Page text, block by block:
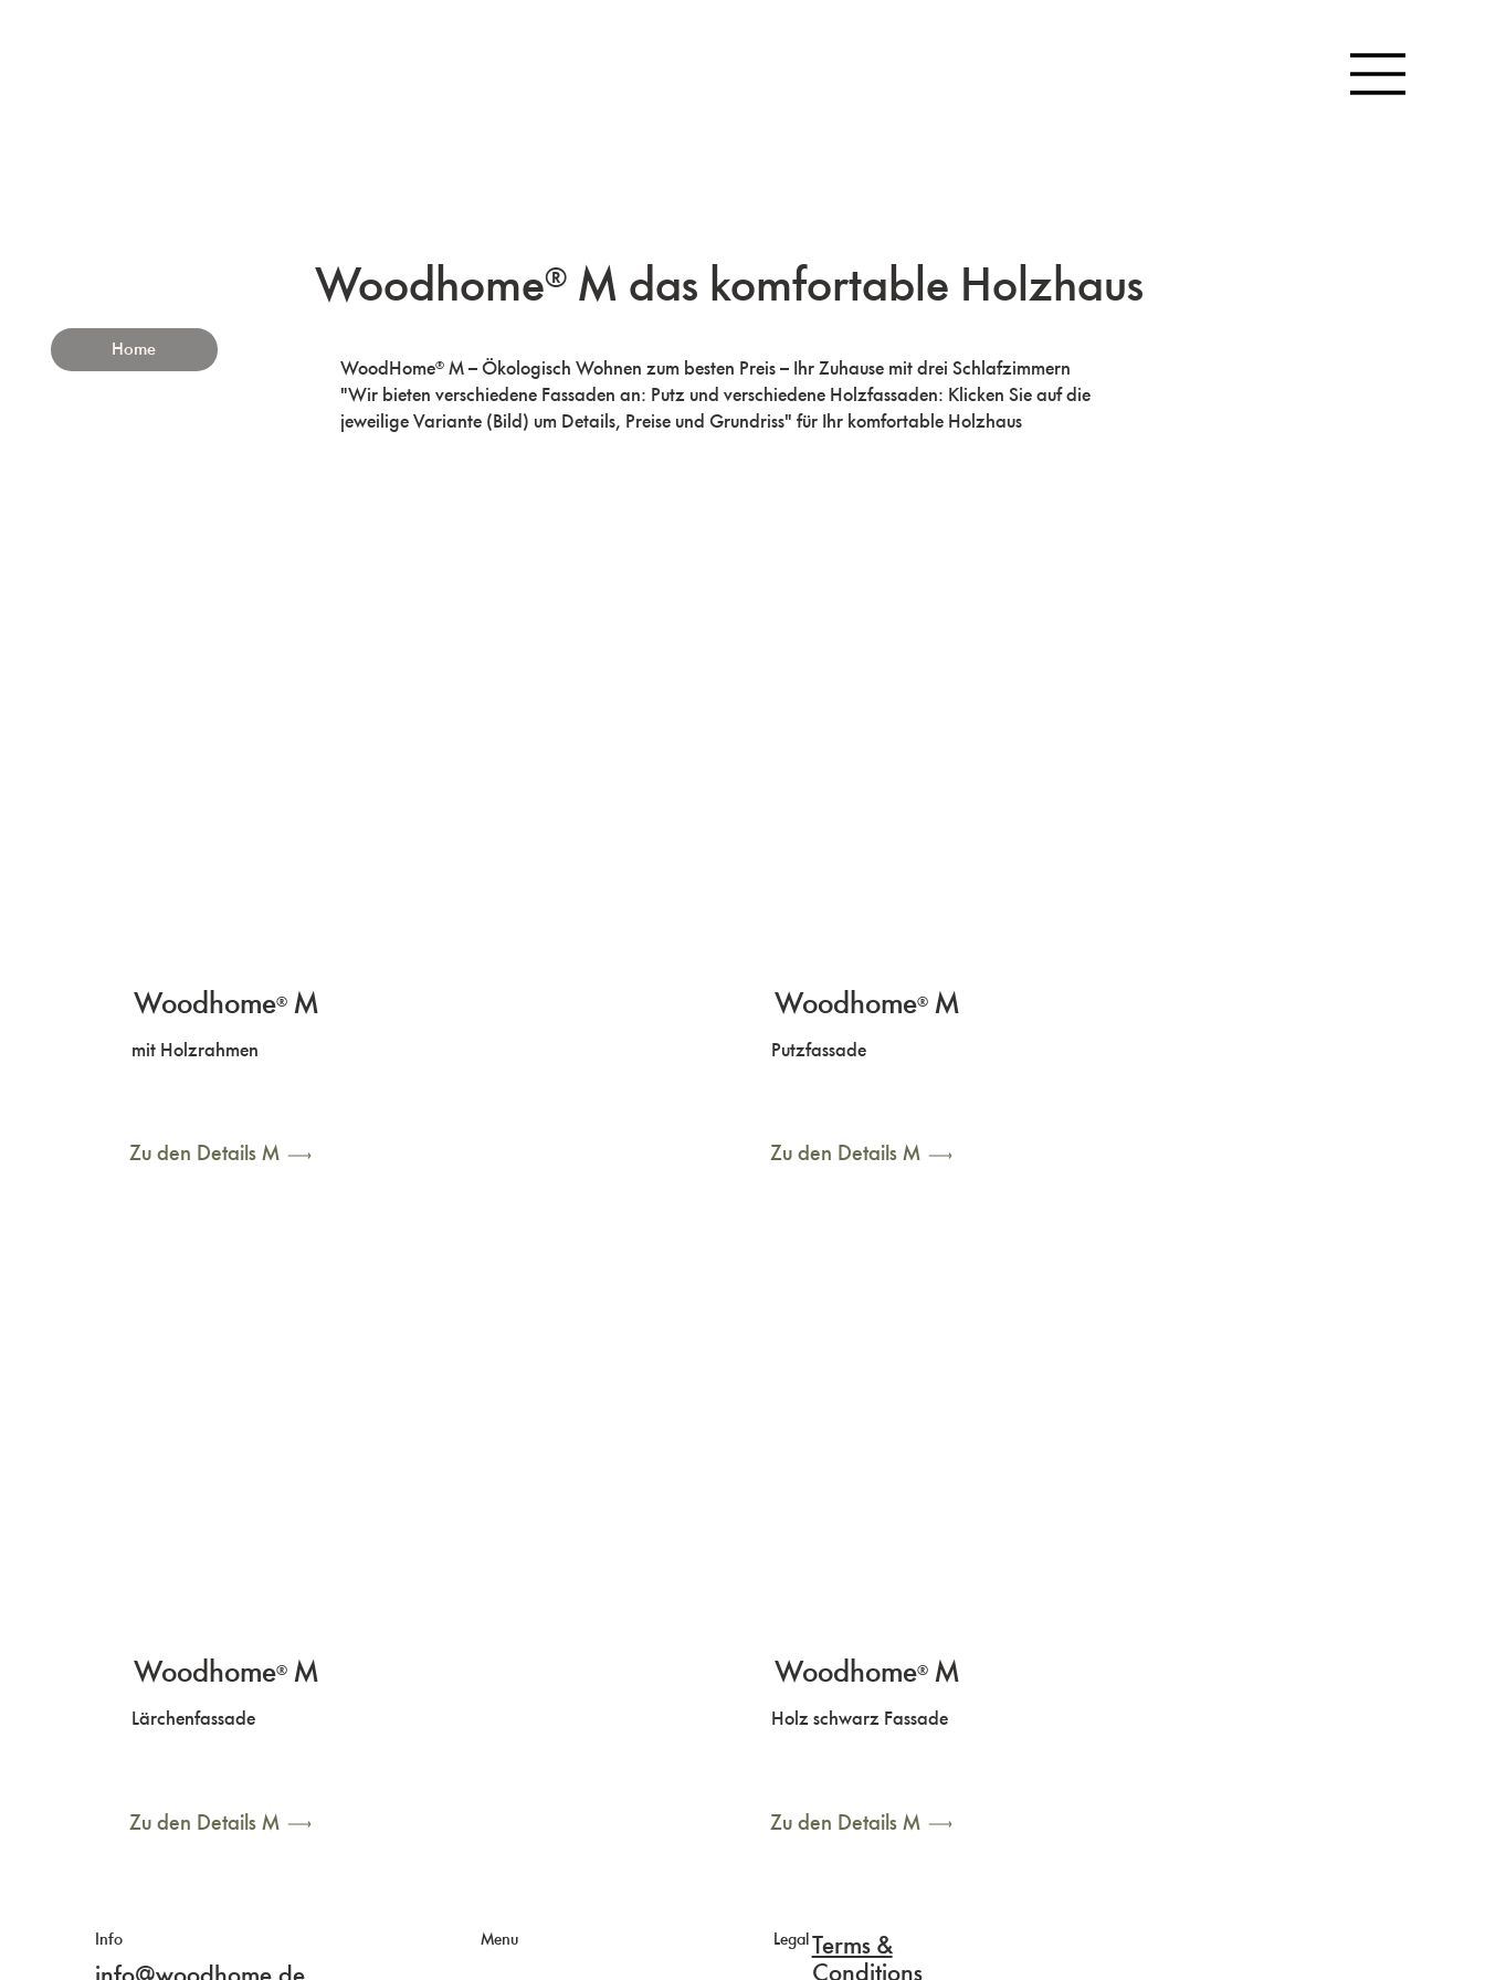
Home
Woodhome® M das komfortable Holzhaus
WoodHome® M – Ökologisch Wohnen zum besten Preis – Ihr Zuhause mit drei Schlafzimmern
"Wir bieten verschiedene Fassaden an: Putz und verschiedene Holzfassaden: Klicken Sie auf die
jeweilige Variante (Bild) um Details, Preise und Grundriss" für Ihr komfortable Holzhaus
Woodhome® M
mit Holzrahmen
Zu den Details M
Woodhome® M
Putzfassade
Zu den Details M
Woodhome® M
Lärchenfassade
Zu den Details M
Woodhome® M
Holz schwarz Fassade
Zu den Details M
Info Menu
Terms &
Legal